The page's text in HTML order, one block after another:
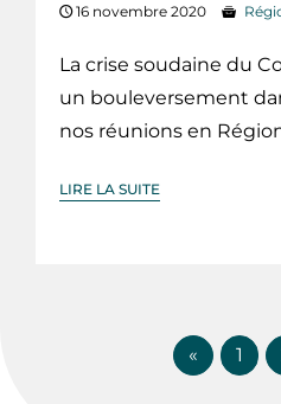
16 novembre 2020
La crise soudaine du
un bouleversement
nos réunions en
LIRE LA SUITE
« 1